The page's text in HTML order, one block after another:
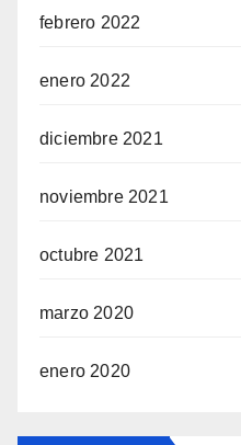
febrero 2022
enero 2022
diciembre 2021
noviembre 2021
octubre 2021
marzo 2020
enero 2020